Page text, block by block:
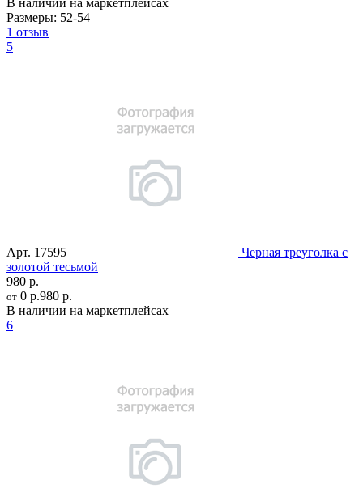
В наличии на маркетплейсах
Размеры: 52-54
1 отзыв
5
Арт. 17595
Черная треуголка с
золотой тесьмой
980 р.
от 0 р.980 р.
В наличии на маркетплейсах
6